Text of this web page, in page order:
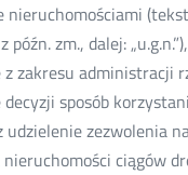
nieruchomościami
zm., dalej:
zakresu administracji
sposób
zezwolenia
ciągów